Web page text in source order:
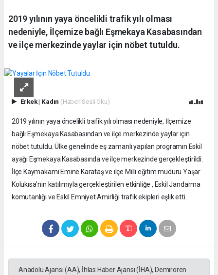
2019 yılının yaya öncelikli trafik yılı olması
nedeniyle, İlçemize bağlı Eşmekaya Kasabasından
ve ilçe merkezinde yaylar için nöbet tutuldu.
Erkek| Kadın (Haberi Sesli Oku)
2019 yılının yaya öncelikli trafik yılı olması nedeniyle, İlçemize
bağlı Eşmekaya Kasabasından ve ilçe merkezinde yaylar için
nöbet tutuldu. Ülke genelinde eş zamanlı yapılan programın Eskil
ayağı Eşmekaya Kasabasında ve ilçe merkezinde gerçekleştirildi.
İlçe Kaymakamı Emine Karataş ve ilçe Milli eğitim müdürü Yaşar
Kolukısa'nın katılımıyla gerçekleştirilen etkinliğe , Eskil Jandarma
komutanlığı ve Eskil Emniyet Amirliği trafik ekipleri eşlik etti.
Anadolu Ajansı (AA), İhlas Haber Ajansı (İHA), Demirören